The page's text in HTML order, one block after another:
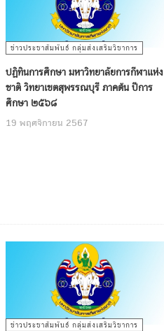
ข่าวประชาสัมพันธ์ กลุ่มส่งเสริมวิชาการ
ปฏิทินการศึกษา มหาวิทยาลัยการกีฬาแห่ง
ชาติ วิทยาเขตสุพรรณบุรี ภาคต้น ปีการ
ศึกษา ๒๕๖๘
19 พฤศจิกายน 2567
ข่าวประชาสัมพันธ์ กลุ่มส่งเสริมวิชาการ